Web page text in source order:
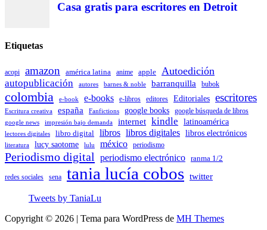
Casa gratis para escritores en Detroit
Etiquetas
acopi amazon américa latina anime apple Autoedición
autopublicación autores barnes & noble barranquilla bubok
colombia e-book e-books e-libros editores Editoriales escritores
Escritura creativa españa Fanfictions google books google búsqueda de libros
google news impresión bajo demanda internet kindle latinoamérica
lectores digitales libro digital libros libros digitales libros electrónicos
literatura lucy saotome lulu méxico periodismo
Periodismo digital periodismo electrónico ranma 1/2
redes sociales sena tania lucía cobos twitter
Tweets by TaniaLu
Copyright © 2026 | Tema para WordPress de MH Themes